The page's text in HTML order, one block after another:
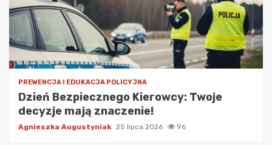
PREWENCJA I EDUKACJA POLICYJNA
Dzień Bezpiecznego Kierowcy: Twoje
decyzje mają znaczenie!
Agnieszka Augustyniak 25 lipca 2026 96